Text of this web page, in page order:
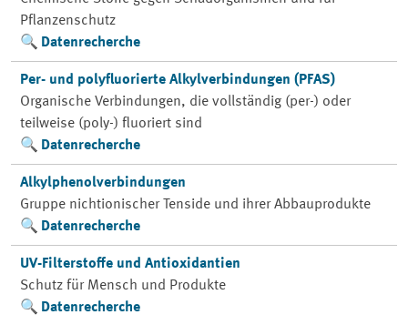
Pflanzenschutz
Datenrecherche
Per- und polyfluorierte Alkylverbindungen (PFAS)
Organische Verbindungen, die vollständig (per-) oder
teilweise (poly-) fluoriert sind
Datenrecherche
Alkylphenolverbindungen
Gruppe nichtionischer Tenside und ihrer Abbauprodukte
Datenrecherche
UV-Filterstoffe und Antioxidantien
Schutz für Mensch und Produkte
Datenrecherche